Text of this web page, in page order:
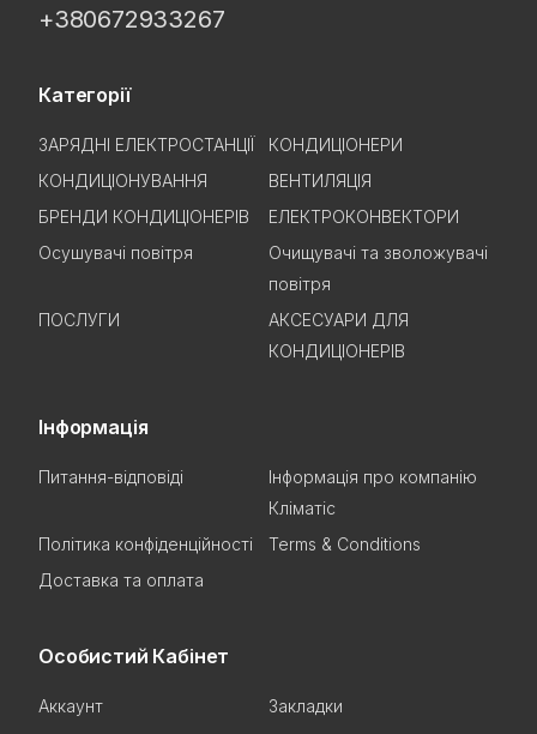
+380672933267
Категорії
ЗАРЯДНІ ЕЛЕКТРОСТАНЦІЇ
КОНДИЦІОНЕРИ
КОНДИЦІОНУВАННЯ
ВЕНТИЛЯЦІЯ
БРЕНДИ КОНДИЦІОНЕРІВ
ЕЛЕКТРОКОНВЕКТОРИ
Осушувачі повітря
Очищувачі та зволожувачі
повітря
ПОСЛУГИ
АКСЕСУАРИ ДЛЯ
КОНДИЦІОНЕРІВ
Інформація
Питання-відповіді
Інформація про компанію
Кліматіс
Політика конфіденційності
Terms & Conditions
Доставка та оплата
Особистий Кабінет
Аккаунт
Закладки